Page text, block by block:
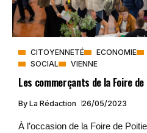
CITOYENNETÉ ECONOMIE
SOCIAL
VIENNE
Les commerçants de la Foire
By La Rédaction 26/05/2023
À l’occasion de la Foire de